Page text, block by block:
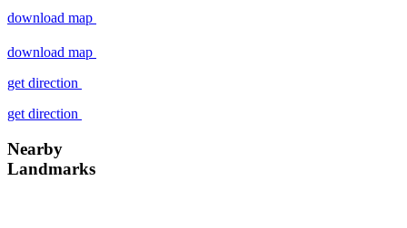
download map
download map
get direction
get direction
Nearby
Landmarks